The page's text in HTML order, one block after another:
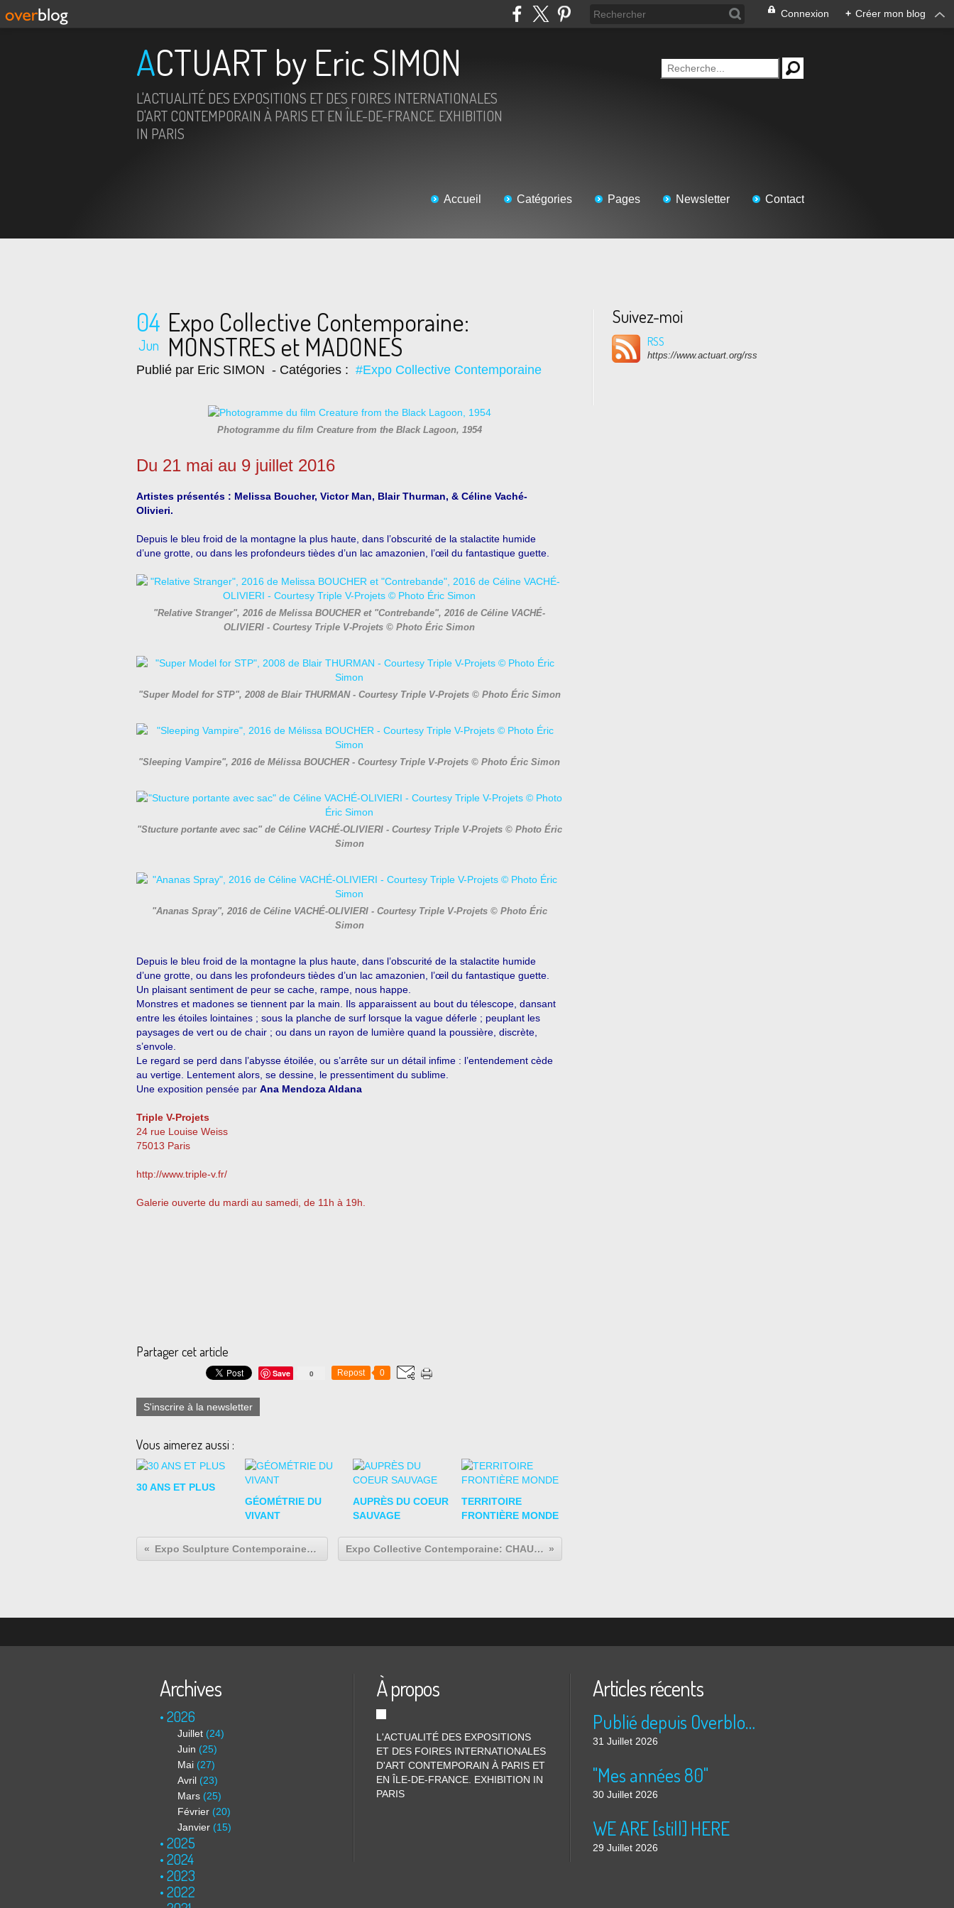
Connexion + Créer mon blog
ACTUART by Eric SIMON
L'ACTUALITÉ DES EXPOSITIONS ET DES FOIRES INTERNATIONALES
D'ART CONTEMPORAIN À PARIS ET EN ÎLE-DE-FRANCE. EXHIBITION
IN PARIS
Accueil Catégories Pages Newsletter Contact
04
Jun
Expo Collective Contemporaine:
MONSTRES et MADONES
Publié par Eric SIMON - Catégories : #Expo Collective Contemporaine
Photogramme du film Creature from the Black Lagoon, 1954
Du 21 mai au 9 juillet 2016
Artistes présentés : Melissa Boucher, Victor Man, Blair Thurman, & Céline Vaché-
Olivieri.
Depuis le bleu froid de la montagne la plus haute, dans l’obscurité de la stalactite humide
d’une grotte, ou dans les profondeurs tièdes d’un lac amazonien, l’œil du fantastique guette.
"Relative Stranger", 2016 de Melissa BOUCHER et "Contrebande", 2016 de Céline VACHÉ-
OLIVIERI - Courtesy Triple V-Projets © Photo Éric Simon
"Super Model for STP", 2008 de Blair THURMAN - Courtesy Triple V-Projets © Photo Éric Simon
"Sleeping Vampire", 2016 de Mélissa BOUCHER - Courtesy Triple V-Projets © Photo Éric Simon
"Stucture portante avec sac" de Céline VACHÉ-OLIVIERI - Courtesy Triple V-Projets © Photo Éric
Simon
"Ananas Spray", 2016 de Céline VACHÉ-OLIVIERI - Courtesy Triple V-Projets © Photo Éric
Simon
Depuis le bleu froid de la montagne la plus haute, dans l’obscurité de la stalactite humide
d’une grotte, ou dans les profondeurs tièdes d’un lac amazonien, l’œil du fantastique guette.
Un plaisant sentiment de peur se cache, rampe, nous happe.
Monstres et madones se tiennent par la main. Ils apparaissent au bout du télescope, dansant
entre les étoiles lointaines ; sous la planche de surf lorsque la vague déferle ; peuplant les
paysages de vert ou de chair ; ou dans un rayon de lumière quand la poussière, discrète,
s’envole.
Le regard se perd dans l’abysse étoilée, ou s’arrête sur un détail infime : l’entendement cède
au vertige. Lentement alors, se dessine, le pressentiment du sublime.
Une exposition pensée par Ana Mendoza Aldana
Triple V-Projets
24 rue Louise Weiss
75013 Paris
http://www.triple-v.fr/
Galerie ouverte du mardi au samedi, de 11h à 19h.
Partager cet article
0
Save Repost 0
S'inscrire à la newsletter
Vous aimerez aussi :
30 ANS ET PLUS
GÉOMÉTRIE DU
VIVANT
AUPRÈS DU COEUR
SAUVAGE
TERRITOIRE
FRONTIÈRE MONDE
Expo Sculpture Contemporaine: David NASH "Columns, Peaks and Torso" Expo Collective Contemporaine: CHAUPI-AEQUATOR « Art Contemporain de l'Equateur »
Suivez-moi
RSS
https://www.actuart.org/rss
Archives
2026
Juillet (24)
Juin (25)
Mai (27)
Avril (23)
Mars (25)
Février (20)
Janvier (15)
2025
2024
2023
2022
À propos
L'ACTUALITÉ DES EXPOSITIONS
ET DES FOIRES INTERNATIONALES
D'ART CONTEMPORAIN À PARIS ET
EN ÎLE-DE-FRANCE. EXHIBITION IN
PARIS
Articles récents
Publié depuis Overblog et Facebook
31 Juillet 2026
"Mes années 80"
30 Juillet 2026
WE ARE [still] HERE
29 Juillet 2026